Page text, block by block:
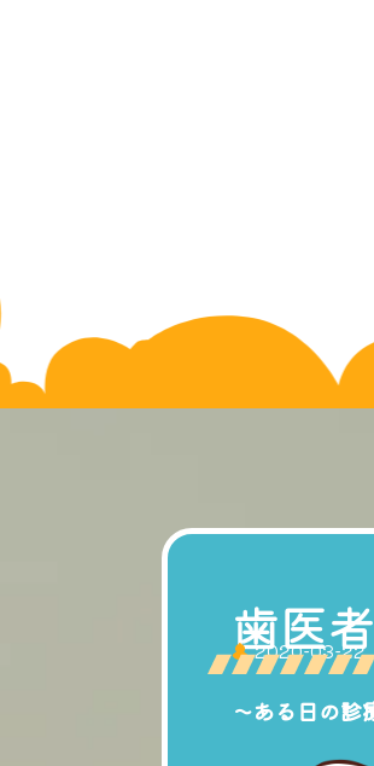
歯医
2020-03-22
〜ある日の診